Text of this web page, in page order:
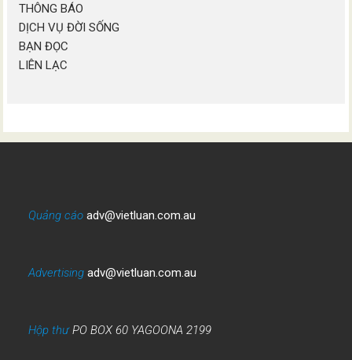
THÔNG BÁO
DỊCH VỤ ĐỜI SỐNG
BẠN ĐỌC
LIÊN LẠC
Quảng cáo adv@vietluan.com.au
Advertising adv@vietluan.com.au
Hộp thưPO BOX 60 YAGOONA 2199